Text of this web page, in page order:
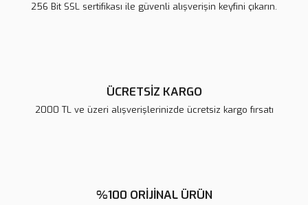
256 Bit SSL sertifikası ile güvenli alışverişin keyfini çıkarın.
ÜCRETSİZ KARGO
2000 TL ve üzeri alışverişlerinizde ücretsiz kargo fırsatı
%100 ORİJİNAL ÜRÜN